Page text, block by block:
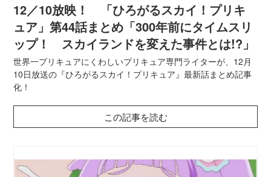
12／10放映！ 「ひろがるスカイ！プリキ
ュア」第44話まとめ「300年前にタイムスリ
ップ！ スカイランドを変えた事件とは!?」
世界一プリキュアにくわしいプリキュア専門ライターが、12月
10日放送の『ひろがるスカイ！プリキュア』最新話まとめ記事
化！
この記事を読む